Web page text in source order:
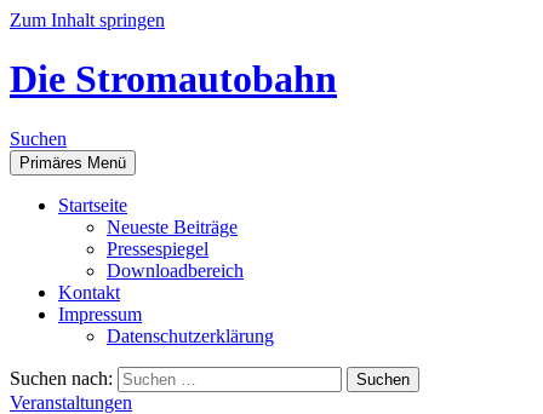
Zum Inhalt springen
Die Stromautobahn
Suchen
Primäres Menü
Start­sei­te
Neu­es­te Beiträge
Pres­se­spie­gel
Down­load­be­reich
Kon­takt
Impres­sum
Daten­schutz­er­klä­rung
Suchen nach:
Veranstaltungen